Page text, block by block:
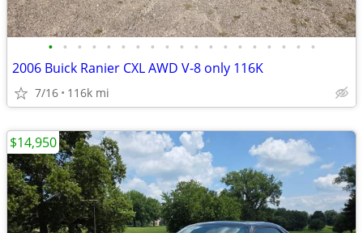
• • • • • • • • • • • • • • • • • • •
2006 Buick Ranier CXL AWD V-8 only 116K
7/16 116k mi
$14,950